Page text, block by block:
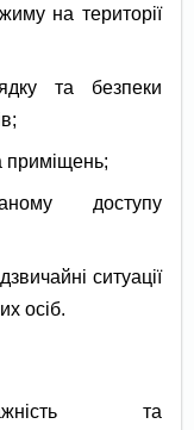
на території
та безпеки
приміщень;
доступу
ситуації
осіб.
та